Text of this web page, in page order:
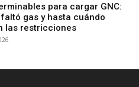
para cargar GNC:
gas y hasta cuándo
las restricciones